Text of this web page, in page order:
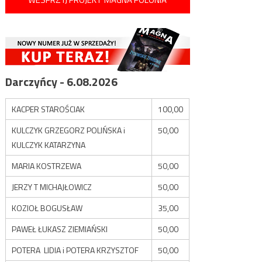
Darczyńcy - 6.08.2026
KACPER STAROŚCIAK
100,00
KULCZYK GRZEGORZ POLIŃSKA i
KULCZYK KATARZYNA
50,00
MARIA KOSTRZEWA
50,00
JERZY T MICHAJŁOWICZ
50,00
KOZIOŁ BOGUSŁAW
35,00
PAWEŁ ŁUKASZ ZIEMIAŃSKI
50,00
POTERA LIDIA i POTERA KRZYSZTOF
50,00